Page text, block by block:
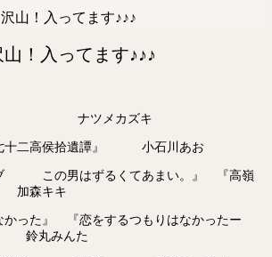
沢山！入ってます♪♪♪
山！入ってます♪♪♪
ナツメカズキ
二高侯拾遺譚』 小石川あお
ブ この男はずるくてあまい。』 『高嶺
キキ
かった』 『恋をするつもりはなかったー
丸みんた